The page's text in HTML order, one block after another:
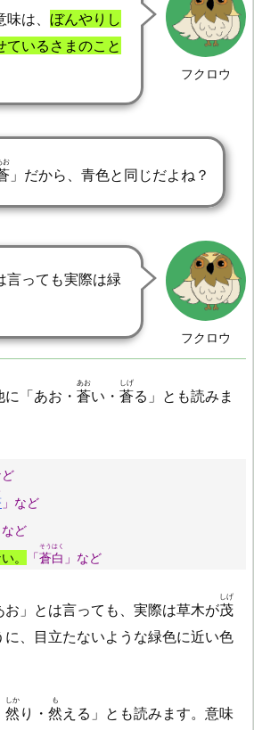
フクロウ
味は、 ぼんやりし
ているさまのこと
お
」だから、青色と同じだよね？
フクロウ
言っても実際は緑
に「あお・ 蒼
あお
い・ 蒼
しげ
る」とも読みま
ど
」など
など
。
「蒼白
そうはく
」など
お」とは言っても、実際は草木が茂
しげ
に、目立たないような緑色に近い色
然
しか
り・ 然
も
える」とも読みます。意味